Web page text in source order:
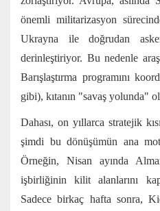
önemli militarizasyon
Ukrayna ile doğrudan
derinleştiriyor. Bu nedenle
Barışlaştırma programını
gibi), kıtanın "savaş yolunda"
Dahası, on yıllarca stratejik
şimdi bu dönüşümün ana
Örneğin, Nisan ayında
işbirliğinin kilit alanlarını
Sadece birkaç hafta sonra,